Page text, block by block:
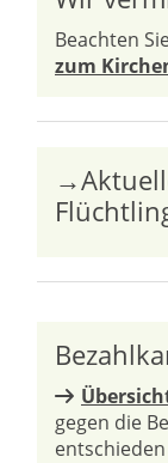
Beachten
zum
gegen die